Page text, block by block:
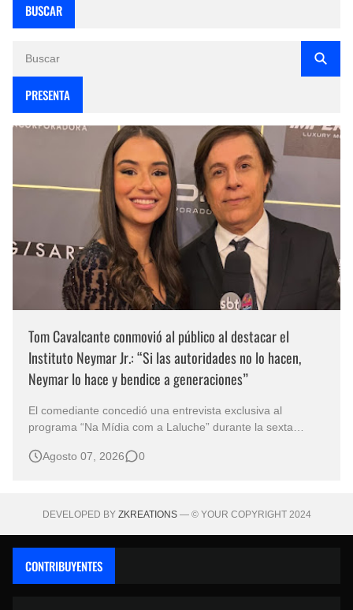
BUSCAR
PRESENTA
Tom Cavalcante conmovió al público al destacar el
Instituto Neymar Jr.: “Si las autoridades no lo hacen,
Neymar lo hace y bendice a generaciones”
El comediante concedió una entrevista exclusiva al
programa “Na Mídia com a Laluche” durante la sexta
eventos benéficos más importantes de Brasil. En medio del
Agosto 07, 2026 0
DEVELOPED BY ZKREATIONS— © YOUR COPYRIGHT 2024
CONTRIBUYENTES